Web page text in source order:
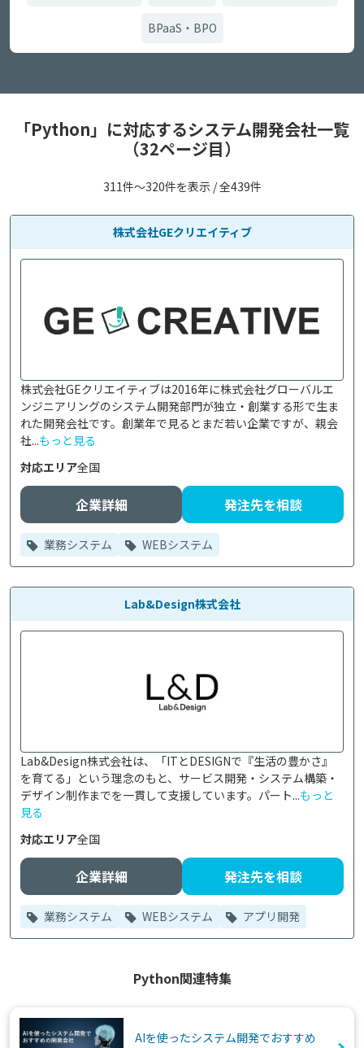
BPaaS・BPO
「Python」に対応するシステム開発会社一覧
（32ページ目）
311件〜320件を表示 / 全439件
株式会社GEクリエイティブ
株式会社GEクリエイティブは2016年に株式会社グローバルエ
ンジニアリングのシステム開発部門が独立・創業する形で生ま
れた開発会社です。創業年で見るとまだ若い企業ですが、親会
社...もっと見る
対応エリア全国
企業詳細 発注先を相談
業務システム WEBシステム
Lab&Design株式会社
Lab&Design株式会社は、「ITとDESIGNで『生活の豊かさ』
を育てる」という理念のもと、サービス開発・システム構築・
デザイン制作までを一貫して支援しています。パート...もっと
見る
対応エリア全国
企業詳細 発注先を相談
業務システム WEBシステム アプリ開発
Python関連特集
AIを使ったシステム開発でおすすめ